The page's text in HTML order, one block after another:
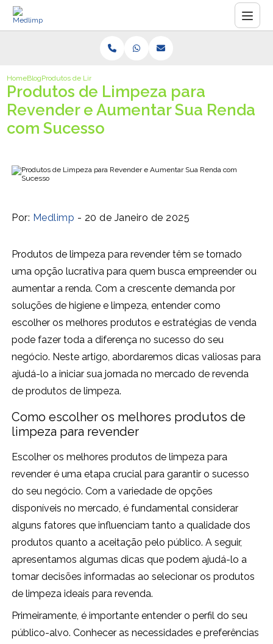
HomeBlogProdutos de Limpeza para Revender e Aumentar Sua Renda com
Produtos de Limpeza para
Revender e Aumentar Sua Renda
com Sucesso
Por: Medlimp - 20 de Janeiro de 2025
Produtos de limpeza para revender têm se tornado
uma opção lucrativa para quem busca empreender ou
aumentar a renda. Com a crescente demanda por
soluções de higiene e limpeza, entender como
escolher os melhores produtos e estratégias de venda
pode fazer toda a diferença no sucesso do seu
negócio. Neste artigo, abordaremos dicas valiosas para
ajudá-lo a iniciar sua jornada no mercado de revenda
de produtos de limpeza.
Como escolher os melhores produtos de
limpeza para revender
Escolher os melhores produtos de limpeza para
revender é uma etapa crucial para garantir o sucesso
do seu negócio. Com a variedade de opções
disponíveis no mercado, é fundamental considerar
alguns fatores que influenciam tanto a qualidade dos
produtos quanto a aceitação pelo público. A seguir,
apresentamos algumas dicas que podem ajudá-lo a
tomar decisões informadas ao selecionar os produtos
de limpeza ideais para revenda.
Primeiramente, é importante entender o perfil do seu
público-alvo. Conhecer as necessidades e preferências